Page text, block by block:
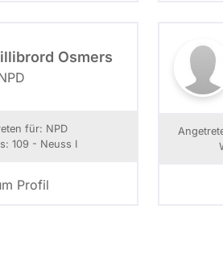
Osmers
für: NPD
109 - Neuss I
Profil